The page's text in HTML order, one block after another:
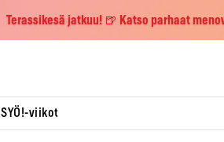
Terassikesä jatkuu! 🍺 Katso parhaat
SYÖ!-viikot